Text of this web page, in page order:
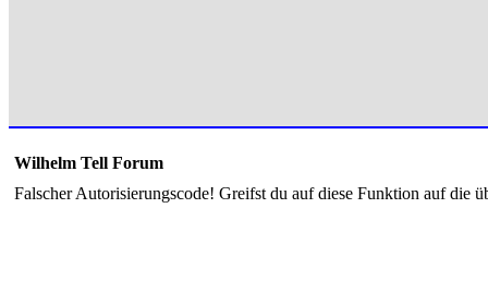
Wilhelm Tell Forum
Falscher Autorisierungscode! Greifst du auf diese Funktion auf die